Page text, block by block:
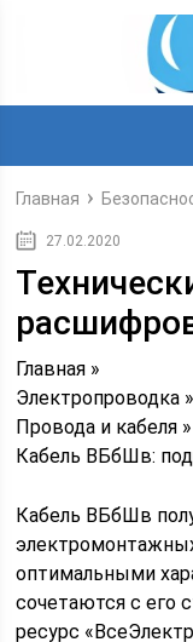
Главная
27.02.2020
Главная »
Электропроводка »
Провода и кабеля »
Кабель ВБбШв:
Кабель ВБбШв
оптимальными
сочетаются с его
ресурс